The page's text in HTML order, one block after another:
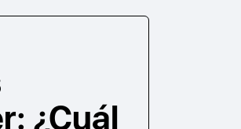
¿Cuál